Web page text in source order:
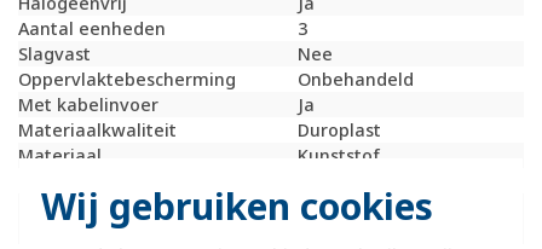
Wij gebruiken cookies
Aantal eenheden
3
Slagvast
Nee
Oppervlaktebescherming
Onbehandeld
Met kabelinvoer
Ja
Materiaalkwaliteit
Duroplast
Materiaal
Kunststof
Montagerichting
Horizontaal en